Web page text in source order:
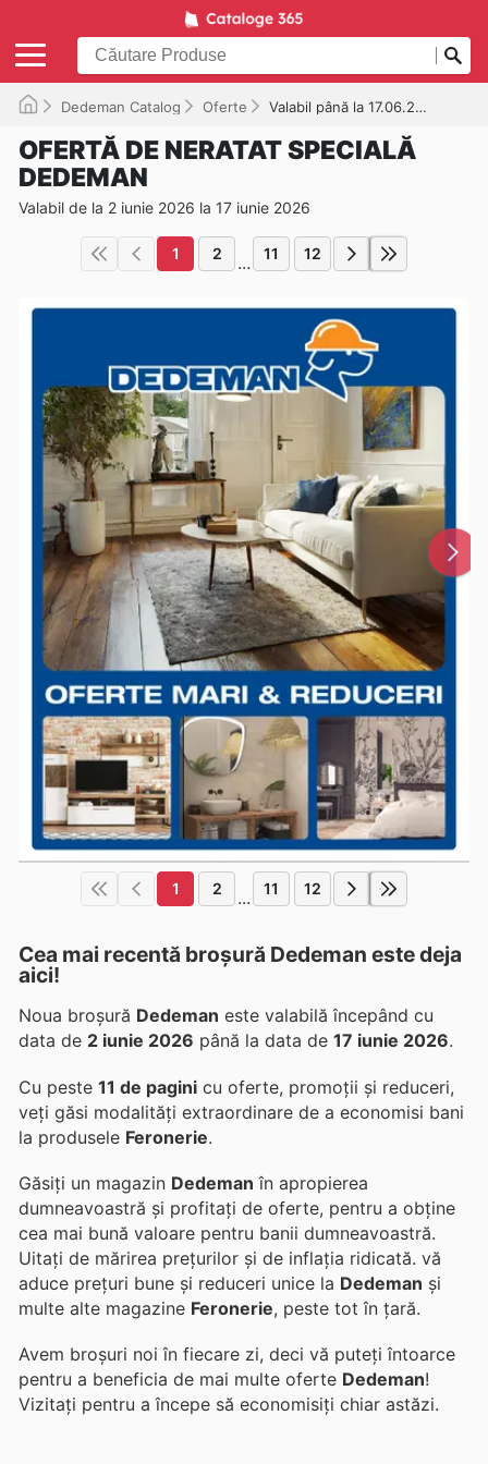
Dedeman Catalog Oferte Valabil până la 17.06.2026
OFERTĂ DE NERATAT SPECIALĂ
DEDEMAN
Valabil de la 2 iunie 2026 la 17 iunie 2026
1 2 ... 11 12
1 2 ... 11 12
Cea mai recentă broșură Dedeman este deja
aici!
Noua broșură Dedeman este valabilă începând cu
data de 2 iunie 2026 până la data de 17 iunie 2026.
Cu peste 11 de pagini cu oferte, promoții și reduceri,
veți găsi modalități extraordinare de a economisi bani
la produsele Feronerie.
Găsiți un magazin Dedeman în apropierea
dumneavoastră și profitați de oferte, pentru a obține
cea mai bună valoare pentru banii dumneavoastră.
Uitați de mărirea prețurilor și de inflația ridicată. vă
aduce prețuri bune și reduceri unice la Dedeman și
multe alte magazine Feronerie, peste tot în țară.
Avem broșuri noi în fiecare zi, deci vă puteți întoarce
pentru a beneficia de mai multe oferte Dedeman!
Vizitați pentru a începe să economisiți chiar astăzi.